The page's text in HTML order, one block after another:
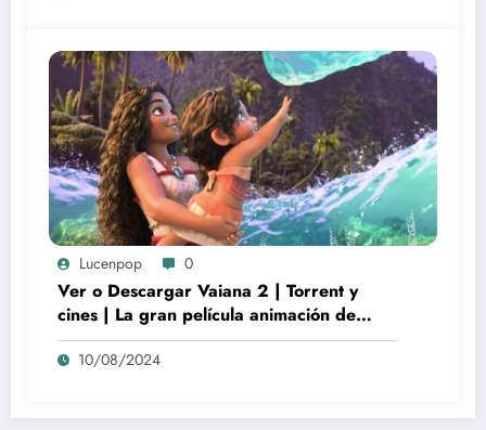
Lucenpop 0
Ver o Descargar Vaiana 2 | Torrent y
cines | La gran película animación de
culto Disney | *****
10/08/2024